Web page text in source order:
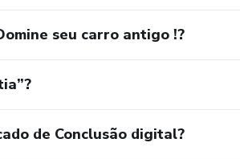
da melhor forma possível, tendo em
seu carro antigo !?
de Conclusão digital?